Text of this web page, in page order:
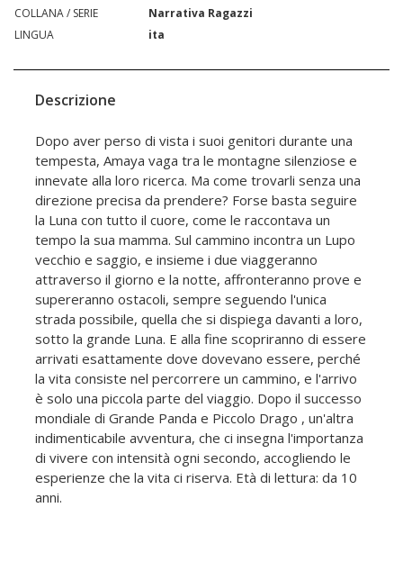
COLLANA / SERIE
Narrativa Ragazzi
LINGUA
ita
Descrizione
Dopo aver perso di vista i suoi genitori durante una
tempesta, Amaya vaga tra le montagne silenziose e
innevate alla loro ricerca. Ma come trovarli senza una
direzione precisa da prendere? Forse basta seguire
la Luna con tutto il cuore, come le raccontava un
tempo la sua mamma. Sul cammino incontra un Lupo
vecchio e saggio, e insieme i due viaggeranno
attraverso il giorno e la notte, affronteranno prove e
supereranno ostacoli, sempre seguendo l'unica
strada possibile, quella che si dispiega davanti a loro,
sotto la grande Luna. E alla fine scopriranno di essere
arrivati esattamente dove dovevano essere, perché
la vita consiste nel percorrere un cammino, e l'arrivo
è solo una piccola parte del viaggio. Dopo il successo
mondiale di Grande Panda e Piccolo Drago , un'altra
indimenticabile avventura, che ci insegna l'importanza
di vivere con intensità ogni secondo, accogliendo le
esperienze che la vita ci riserva. Età di lettura: da 10
anni.